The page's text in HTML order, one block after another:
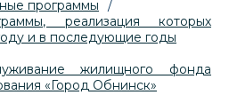
программы
/
реализация которых
и в последующие годы
жилищного фонда
«Город Обнинск»